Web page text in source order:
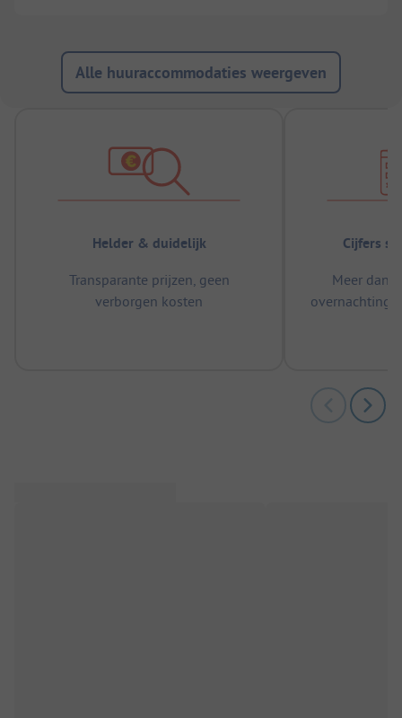
Alle huuraccommodaties weergeven
Helder & duidelijk
Transparante prijzen, geen
verborgen kosten
Cijfers
Meer dan